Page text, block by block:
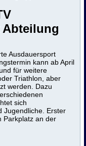
Ausdauersport
kann ab April
für weitere
Triathlon, aber
werden. Dazu
sich
Jugendliche. Erster
Parkplatz an der